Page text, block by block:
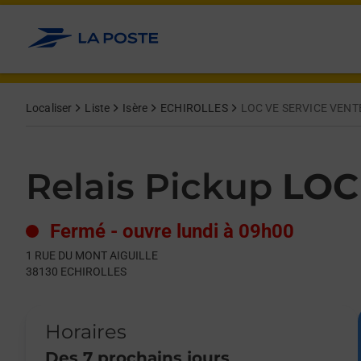
Allez au contenu
Localiser Liste Isère ECHIROLLES LOC VE SERVICE
Relais Pickup
Fermé - ouvre lundi à 09h00
1 RUE DU MONT AIGUILLE
38130 ECHIROLLES
Horaires
Day of the WeekHours
Get directions to Relais Pickup at 1 RUE DU MONT AIGUILLE
lien s'ouvre dans un nouvel onglet